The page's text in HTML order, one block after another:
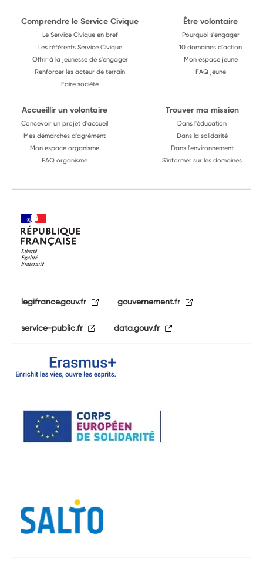
Comprendre le Service Civique
Le Service Civique en bref
Les référents Service Civique
Offrir à la jeunesse de s'engager
Renforcer les acteur de terrain
Faire société
Être volontaire
Pourquoi s'engager
10 domaines d'action
Mon espace jeune
FAQ jeune
Accueillir un volontaire
Concevoir un projet d'accueil
Mes démarches d'agrément
Mon espace organisme
FAQ organisme
Trouver ma mission
Dans l'éducation
Dans la solidarité
Dans l'environnement
S'informer sur les domaines
legifrance.gouv.fr gouvernement.fr
service-public.fr data.gouv.fr